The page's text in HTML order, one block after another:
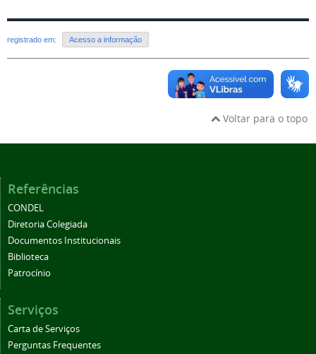
registrado em: Acesso a informação
Voltar para o topo
Referências
CONDEL
Diretoria Colegiada
Documentos Institucionais
Biblioteca
Patrocínio
Serviços
Carta de Serviços
Perguntas Frequentes